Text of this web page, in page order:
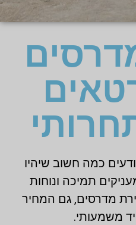
כמה חשוב שיהיו
תמיכה ונוחות
מדרסים, גם המחיר
משמעותי.